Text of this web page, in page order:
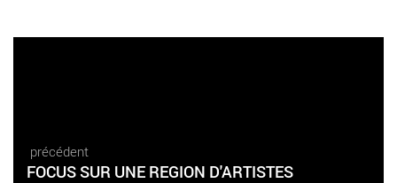
précédent
FOCUS SUR UNE REGION D'ARTISTES